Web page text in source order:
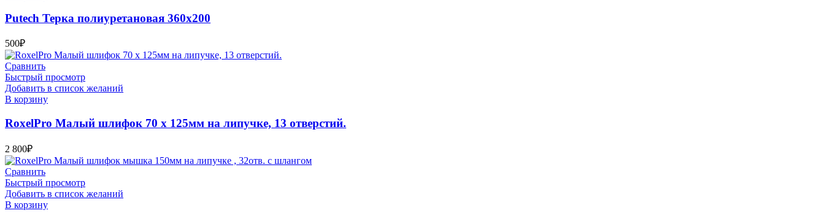
Putech Терка полиуретановая 360х200
500₽
Сравнить
Быстрый просмотр
Добавить в список желаний
В корзину
RoxelPro Малый шлифок 70 х 125мм на липучке, 13 отверстий.
2 800₽
Сравнить
Быстрый просмотр
Добавить в список желаний
В корзину